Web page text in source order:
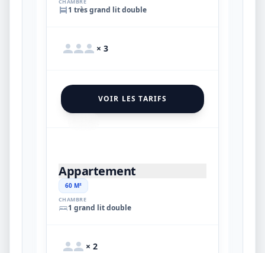
CHAMBRE
1 très grand lit double
× 3
VOIR LES TARIFS
Appartement
60 M²
CHAMBRE
1 grand lit double
× 2